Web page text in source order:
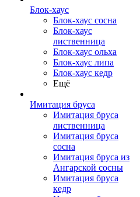
Блок-хаус
Блок-хаус сосна
Блок-хаус
лиственница
Блок-хаус ольха
Блок-хаус липа
Блок-хаус кедр
Ещё
Имитация бруса
Имитация бруса
лиственница
Имитация бруса
сосна
Имитация бруса из
Ангарской сосны
Имитация бруса
кедр